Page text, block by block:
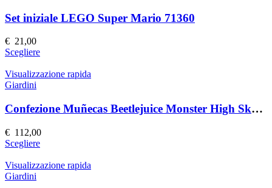
prodotto
Le
opzioni
scelte
nella
pagina
prodotto
Set iniziale LEGO Super Mario 71360
€ 21,00
ScegliereQuesto
ha
Le
opzioni
possono
essere
scelte
nella
pagina
Visualizzazione rapida
Giardini
Confezione Muñecas Beetlejuice Monster High Skullector
€ 112,00
ScegliereQuesto
ha
Visualizzazione rapida
Giardini